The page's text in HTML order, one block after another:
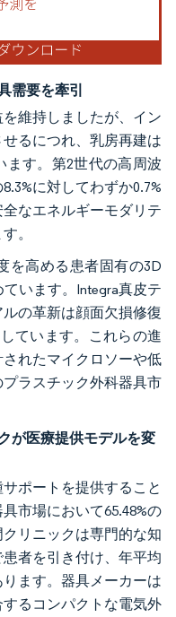
需要を牽引
を維持しましたが、イン
るにつれ、乳房再建は
ます。第2世代の高周波
に対してわずか0.7%
なエネルギーモダリテ
。
を高める患者固有の3D
います。Integra真皮テ
の革新は顔面欠損修復
ています。これらの進
れたマイクロソーや低
ラスチック外科器具市
が医療提供モデルを変
ポートを提供すること
市場において65.48%の
リニックは専門的な知
者を引き付け、年平均
ます。器具メーカーは
るコンパクトな電気外